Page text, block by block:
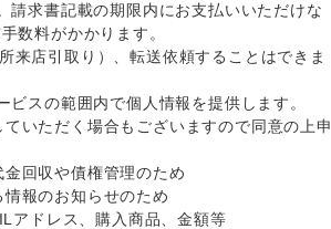
求書記載の期限内にお支払いいただけな
数料がかかります。
来店引取り）、転送依頼することはできま
スの範囲内で個人情報を提供します。
いただく場合もございますので同意の上申
回収や債権管理のため
報のお知らせのため
アドレス、購入商品、金額等